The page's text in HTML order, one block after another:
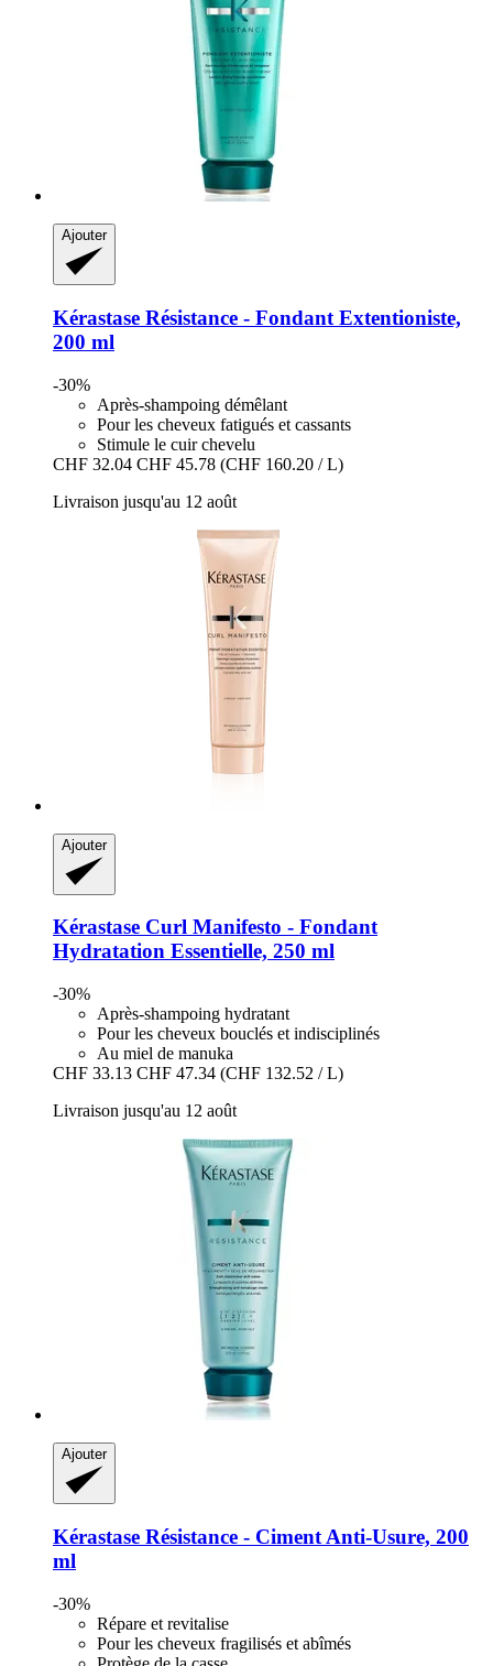
Ajouter
Kérastase Résistance -​ Fondant Extentioniste,
200 ml
-30%
Après-shampoing démêlant
Pour les cheveux fatigués et cassants
Stimule le cuir chevelu
CHF 32.04 CHF 45.78 (CHF 160.20 / L)
Livraison jusqu'au 12 août
Ajouter
Kérastase Curl Manifesto -​ Fondant
Hydratation Essentielle, 250 ml
-30%
Après-shampoing hydratant
Pour les cheveux bouclés et indisciplinés
Au miel de manuka
CHF 33.13 CHF 47.34 (CHF 132.52 / L)
Livraison jusqu'au 12 août
Ajouter
Kérastase Résistance -​ Ciment Anti-​Usure, 200
ml
-30%
Répare et revitalise
Pour les cheveux fragilisés et abîmés